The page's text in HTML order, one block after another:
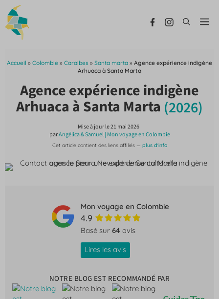
au
contenu
Accueil » Colombie » Caraibes » Santa marta » Agence expérience indigène
Arhuaca à Santa Marta
Agence expérience indigène
Arhuaca à Santa Marta (2026)
Mise à jour le21 mai 2026
parAngélica & Samuel | Mon voyage en Colombie
Cet article contient des liens affiliés — plus d'info
Mon voyage en Colombie
4.9
Basé sur 64 avis
Lires les avis
NOTRE BLOG EST RECOMMANDÉ PAR